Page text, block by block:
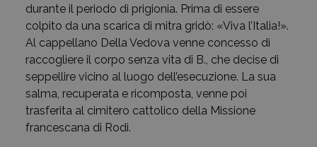
durante il periodo di prigionia. Prima di essere
colpito da una scarica di mitra gridò: «Viva l’Italia!».
Al cappellano Della Vedova venne concesso di
raccogliere il corpo senza vita di B., che decise di
seppellire vicino al luogo dell’esecuzione. La sua
salma, recuperata e ricomposta, venne poi
trasferita al cimitero cattolico della Missione
francescana di Rodi.